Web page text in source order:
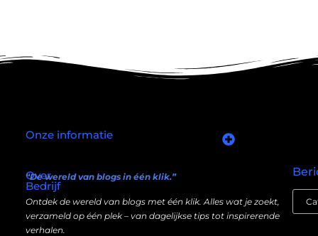
Over
Bedrijf
“De wereld van blogs in één klik.”
Ontdek de wereld van blogs met één klik. Alles wat je zoekt,
verzameld op één plek – van dagelijkse tips tot inspirerende
verhalen.
Onze informatie